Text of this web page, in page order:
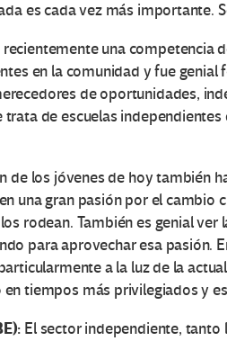
es cada vez más importante.
una competencia
en la comunidad y fue genial
de oportunidades,
trata de escuelas
de los jóvenes de hoy también
una gran pasión por el
rodean. También es genial ver
para aprovechar esa pasión.
a la luz de la
tiempos más privilegiados y
El sector independiente,